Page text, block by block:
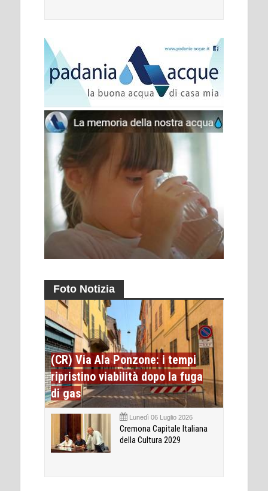
Foto Notizia
(CR) Via Ala Ponzone: i tempi
ripristino viabilità dopo la fuga
di gas
Lunedì 06 Luglio 2026
Cremona Capitale Italiana
della Cultura 2029